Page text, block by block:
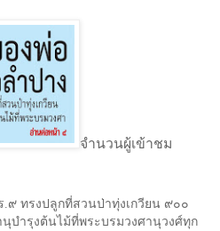
จำนวนผู้เข้าชม
๙ ทรงปลูกที่สวนป่าทุ่งเกวียน ๙๐๐
บำรุงต้นไม้ที่พระบรมวงศานุวงศ์ทุก